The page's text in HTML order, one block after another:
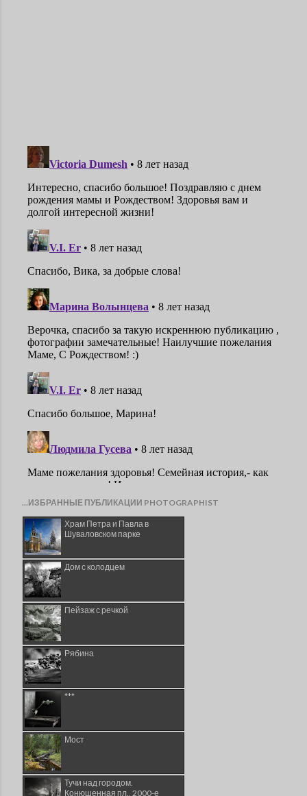
...ИЗБРАННЫЕ ПУБЛИКАЦИИ PHOTOGRAPHIST
Храм Петра и Павла в
Шуваловском парке
Дом с колодцем
Пейзаж с речкой
Рябина
***
Мост
Тучи над городом.
Конюшенная пл., 2000-е